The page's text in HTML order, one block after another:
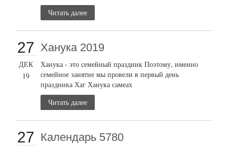
Читать далее
27
ДЕК
19
Ханука 2019
Ханука - это семейный праздник Поэтому, именно
семейное занятие мы провели в первый день
праздника Хаг Ханука самеах
Читать далее
27 Календарь 5780